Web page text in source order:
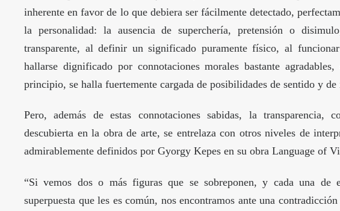
inherente en favor de lo que debiera ser fácilmente detectado,
la personalidad: la ausencia de superchería, pretensión o
transparente, al definir un significado puramente físico, al
hallarse dignificado por connotaciones morales bastante
principio, se halla fuertemente cargada de posibilidades de sentido y
Pero, además de estas connotaciones sabidas, la transparencia,
descubierta en la obra de arte, se entrelaza con otros niveles de
admirablemente definidos por Gyorgy Kepes en su obra Language of
“Si vemos dos o más figuras que se sobreponen, y cada una de
superpuesta que les es común, nos encontramos ante una